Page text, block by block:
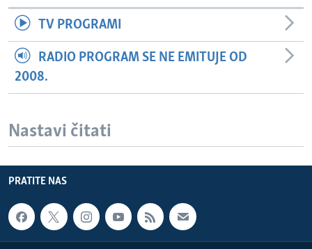
TV PROGRAMI
RADIO PROGRAM SE NE EMITUJE OD
2008.
Nastavi čitati
PRATITE NAS